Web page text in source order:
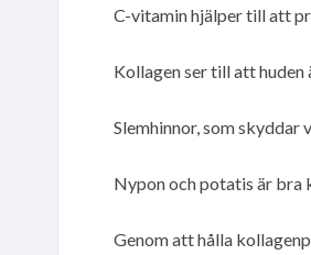
C-vitamin hjälper till att
Kollagen ser till att
Slemhinnor, som skyddar
Nypon och potatis är bra
Genom att hålla